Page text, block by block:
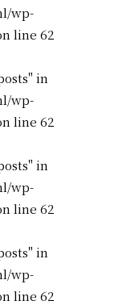
wp-
line 62
in
wp-
line 62
in
wp-
line 62
in
wp-
line 62